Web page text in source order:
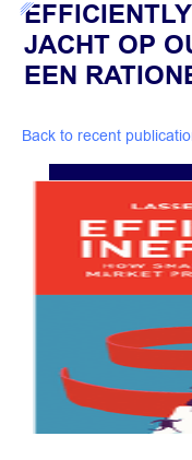
JACHT OP
EEN
Back to recent